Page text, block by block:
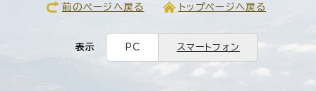
前のページへ戻る トップページへ戻る
表示 PC スマートフォン